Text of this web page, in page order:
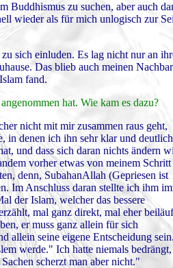
Buddhismus zu suchen, aber auch
wieder als für mich unlogisch zur
sich einluden. Es lag nicht nur an
Das blieb auch meinen
fand.
hat. Wie kam es dazu?
nicht mit mir zusammen raus geht,
in denen ich ihn sehr klar und deutlich
und dass sich daran nichts ändern
vorher etwas von meinem Schritt
denn, SubahanAllah (Gepriesen ist
Im Anschluss daran stellte ich ihm
der Islam, welcher das bessere
mal ganz direkt, mal eher
er muss ganz allein für sich
allein seine eigene Entscheidung sein.
werde." Ich hatte niemals
scherzt man aber nicht."